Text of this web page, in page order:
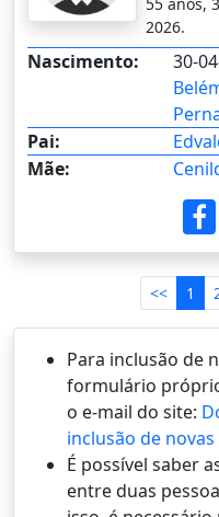
2026.
Nascimento:
30-
Pai:
Mãe:
<<
1
Para inclusão de
formulário
o e-mail do site:
inclusão de
É possí­vel saber
entre duas